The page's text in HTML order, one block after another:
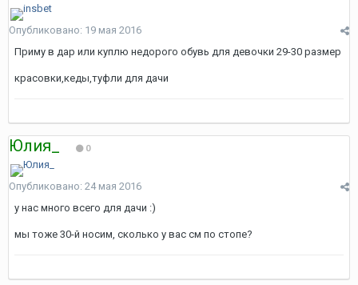
Опубликовано: 19 мая 2016
Приму в дар или куплю недорого обувь для девочки 29-30 размер
красовки,кеды,туфли для дачи
Юлия_ 0
Опубликовано: 24 мая 2016
у нас много всего для дачи :)
мы тоже 30-й носим, сколько у вас см по стопе?